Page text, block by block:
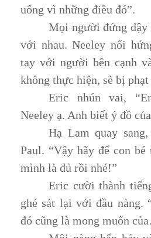
uống vì những điều đó”.
Mọi người đứng
với nhau. Neeley nổi
tay với người bên cạnh
không thực hiện, sẽ bị phạt
Eric nhún vai,
Neeley ạ. Anh biết ý đồ
Hạ Lam quay
Paul. “Vậy hãy để con
mình là đủ rồi nhé!”
Eric cười thành
ghé sát lại với đầu nàng.
đó cũng là mong muốn